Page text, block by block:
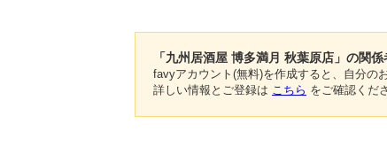
「九州居酒屋 博多満月 秋葉原店」の関
favyアカウント(無料)を作成すると、自分の
詳しい情報とご登録は こちら をご確認くだ